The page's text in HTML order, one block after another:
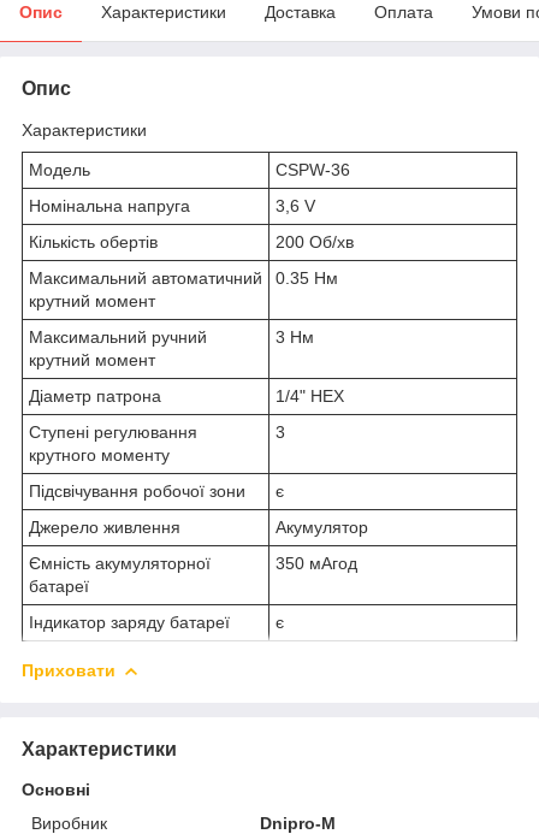
Опис Характеристики Доставка Оплата Умови
Опис
Характеристики
Модель
CSPW-36
Номінальна напруга
3,6 V
Кількість обертів
200 Об/хв
Максимальний автоматичний
крутний момент
0.35 Нм
Максимальний ручний
крутний момент
3 Нм
Діаметр патрона
1/4" HEX
Ступені регулювання
крутного моменту
3
Підсвічування робочої зони
є
Джерело живлення
Акумулятор
Ємність акумуляторної
батареї
350 мАгод
Індикатор заряду батареї є
Приховати
Характеристики
Основні
Виробник
Dnipro-M